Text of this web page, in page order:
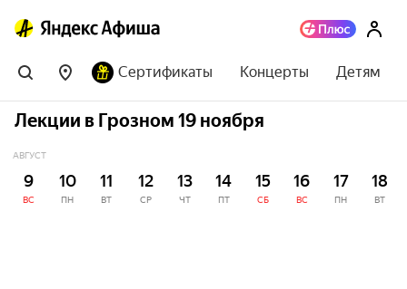
Сертификаты Концерты Детям
Лекции в Грозном 19 ноября
АВГУСТ
9
ВС
10
ПН
11
ВТ
12
СР
13
ЧТ
14
ПТ
15
СБ
16
ВС
17
ПН
18
ВТ